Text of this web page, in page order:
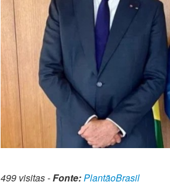
499 visitas -Fonte:PlantãoBrasil